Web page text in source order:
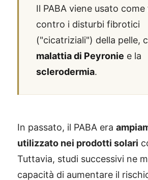
Il PABA viene usato
contro i disturbi fibrotici
("cicatriziali") della pelle,
malattia di Peyronie e la
sclerodermia.
In passato, il PABA era
utilizzato nei prodotti solari
Tuttavia, studi successivi ne
capacità di aumentare il